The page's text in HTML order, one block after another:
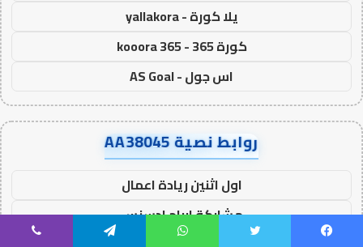
يلا كورة - yallakora
كورة 365 - kooora 365
اس جول - AS Goal
روابط نصية AA38045
اول اثنين ريادة اعمال
مشاركة ارباح ادسنس